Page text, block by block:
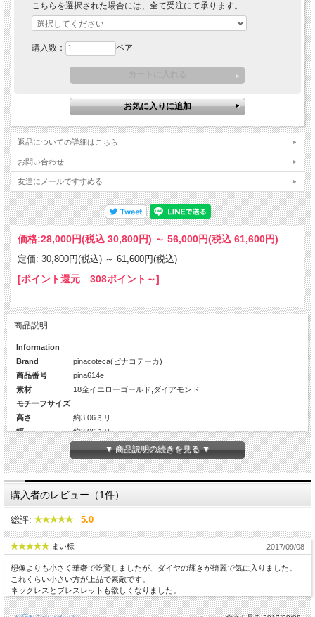
こちらを選択された場合には、全て受注にて承ります。
購入数： ペア
返品についての詳細はこちら
お問い合わせ
友達にメールですすめる
価格:28,000円(税込 30,800円) ～ 56,000円(税込 61,600円)
定価: 30,800円(税込) ～ 61,600円(税込)
[ポイント還元 308ポイント～]
商品説明
Information
Brand
pinacoteca(ピナコテーカ)
商品番号
pina614e
素材
18金イエローゴールド,ダイアモンド
モチーフサイズ
高さ
約3.06ミリ
幅
約3.06ミリ
厚み
約1.99ミリ
Diamond
1Pc×2(約2.35ミリ×2)
カラット数
約0.05ct×2
生産国
日本
▼ 商品説明の続きを見る ▼
購入者のレビュー（1件）
総評: 5.0
まい様 2017/09/08
想像よりも小さく華奢で吃驚しましたが、ダイヤの輝きが綺麗で気に入りました。
これくらい小さい方が上品で素敵です。
ネックレスとブレスレットも欲しくなりました。